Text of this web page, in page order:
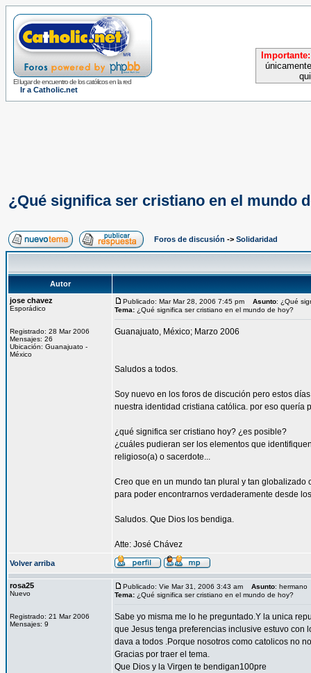
El lugar de encuentro de los católicos en la red
Ir a Catholic.net
Importante:
¿Qué significa ser cristiano en el mundo
Foros de discusión -> Solidaridad
Autor
jose chavez
Esporádico
Registrado: 28 Mar 2006
Mensajes: 26
Ubicación: Guanajuato -
México
Publicado: Mar Mar 28, 2006 7:45 pm Asunto: ¿Qué
Tema: ¿Qué significa ser cristiano en el mundo de hoy?
Guanajuato, México; Marzo 2006
Saludos a todos.
Soy nuevo en los foros de discución pero estos
nuestra identidad cristiana católica. por eso quería
¿qué significa ser cristiano hoy? ¿es posible?
¿cuáles pudieran ser los elementos que
religioso(a) o sacerdote...
Creo que en un mundo tan plural y tan globalizado
para poder encontrarnos verdaderamente desde
Saludos. Que Dios los bendiga.
Atte: José Chávez
Volver arriba
rosa25
Nuevo
Registrado: 21 Mar 2006
Mensajes: 9
Publicado: Vie Mar 31, 2006 3:43 am Asunto: hermano
Tema: ¿Qué significa ser cristiano en el mundo de hoy?
Sabe yo misma me lo he preguntado.Y la unica
que Jesus tenga preferencias inclusive estuvo con
dava a todos .Porque nosotros como catolicos no
Gracias por traer el tema.
Que Dios y la Virgen te bendigan100pre